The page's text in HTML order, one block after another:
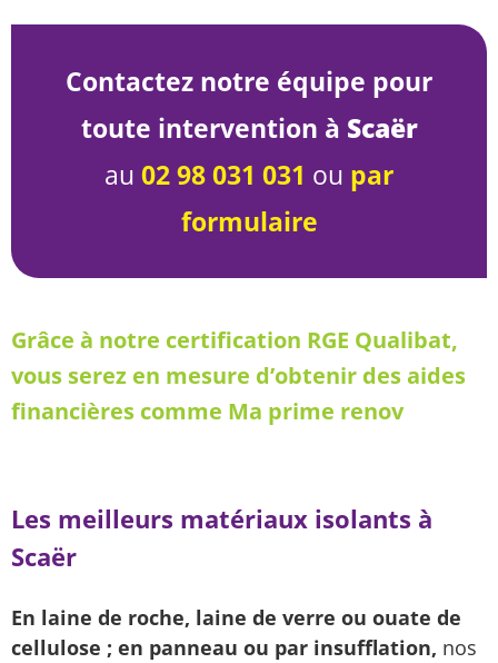
Contactez notre équipe pour
toute intervention à Scaër
au 02 98 031 031 ou par
formulaire
Grâce à notre certification RGE Qualibat,
vous serez en mesure d’obtenir des aides
financières comme Ma prime renov
Les meilleurs matériaux isolants à
Scaër
En laine de roche, laine de verre ou ouate de
cellulose ; en panneau ou par insufflation, nos